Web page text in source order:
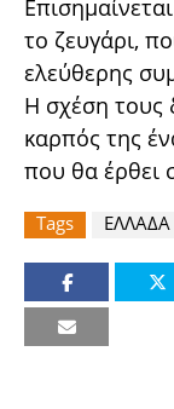
το ζευγάρι,
ελεύθερης
Η σχέση τους
καρπός της
που θα έρθει
Tags ΕΛΛΑΔΑ